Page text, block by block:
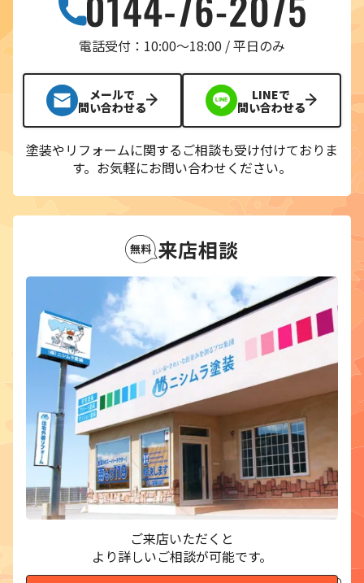
電話受付：10:00〜18:00 / 平日のみ
メールで
問い合わせる
LINEで
問い合わせる
塗装やリフォームに関するご相談も受け付けておりま
す。 お気軽にお問い合わせください。
来店相談
ご来店いただくと
より詳しいご相談が可能です。